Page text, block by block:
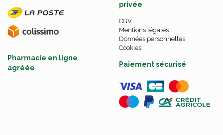
Pharmacie en ligne
agréée
privée
CGV
Mentions légales
Données personnelles
Cookies
Paiement sécurisé